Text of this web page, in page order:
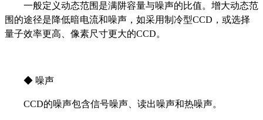
一般定义动态范围是满阱容量与噪声的比值。增大动态范
围的途径是降低暗电流和噪声，如采用制冷型CCD，或选择
量子效率更高、像素尺寸更大的CCD。
◆ 噪声
CCD的噪声包含信号噪声、读出噪声和热噪声。